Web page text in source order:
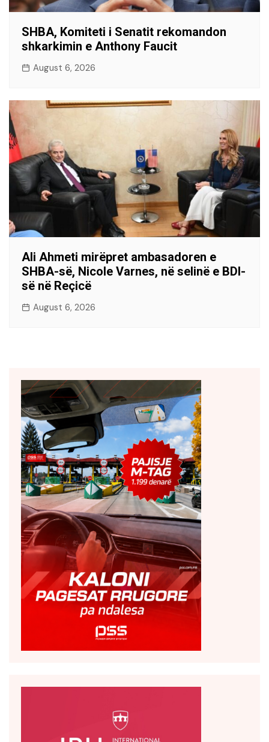
SHBA, Komiteti i Senatit rekomandon
shkarkimin e Anthony Faucit
August 6, 2026
Ali Ahmeti mirëpret ambasadoren e
SHBA-së, Nicole Varnes, në selinë e BDI-
së në Reçicë
August 6, 2026